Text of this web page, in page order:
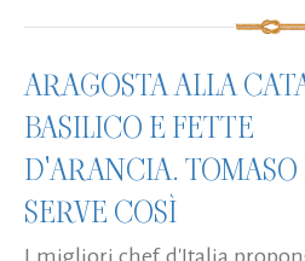
ARAGOSTA ALLA
BASILICO E FETTE
D'ARANCIA.
SERVE COSÌ
I migliori chef d'Italia